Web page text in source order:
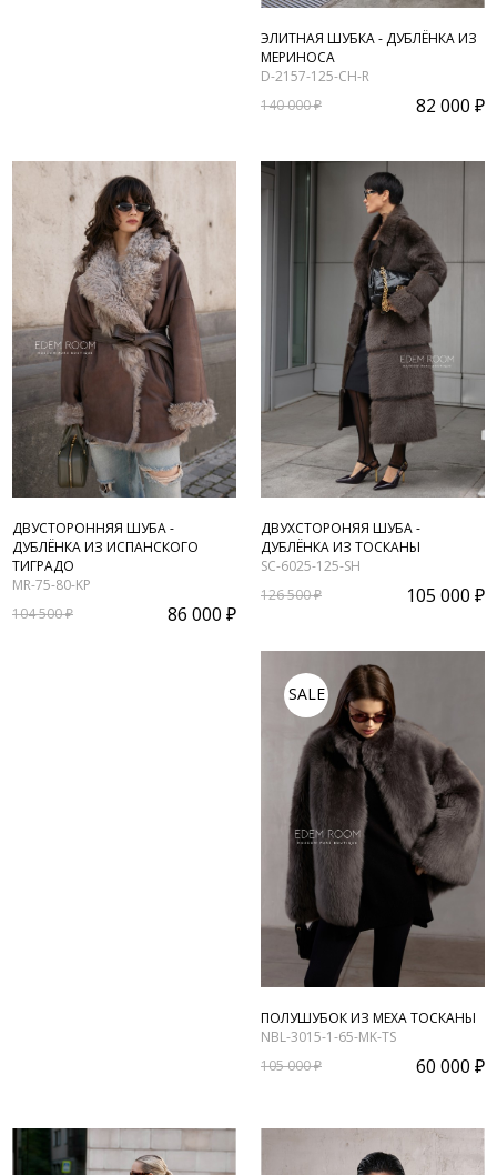
ЭЛИТНАЯ ШУБКА - ДУБЛЁНКА ИЗ
МЕРИНОСА
D-2157-125-CH-R
140 000 ₽
82 000 ₽
ДВУСТОРОННЯЯ ШУБА -
ДУБЛЁНКА ИЗ ИСПАНСКОГО
ТИГРАДО
MR-75-80-KP
104 500 ₽
86 000 ₽
ДВУХСТОРОНЯЯ ШУБА -
ДУБЛЁНКА ИЗ ТОСКАНЫ
SC-6025-125-SH
126 500 ₽
105 000 ₽
SALE
ПОЛУШУБОК ИЗ МЕХА ТОСКАНЫ
NBL-3015-1-65-MK-TS
105 000 ₽
60 000 ₽